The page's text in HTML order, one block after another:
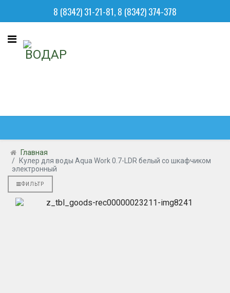
8 (8342) 31-21-81, 8 (8342) 374-378
Главная
Кулер для воды Aqua Work 0.7-LDR белый со шкафчиком
электронный
ФИЛЬТР